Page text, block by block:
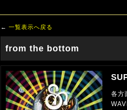
← 一覧表示へ戻る
from the bottom
各方